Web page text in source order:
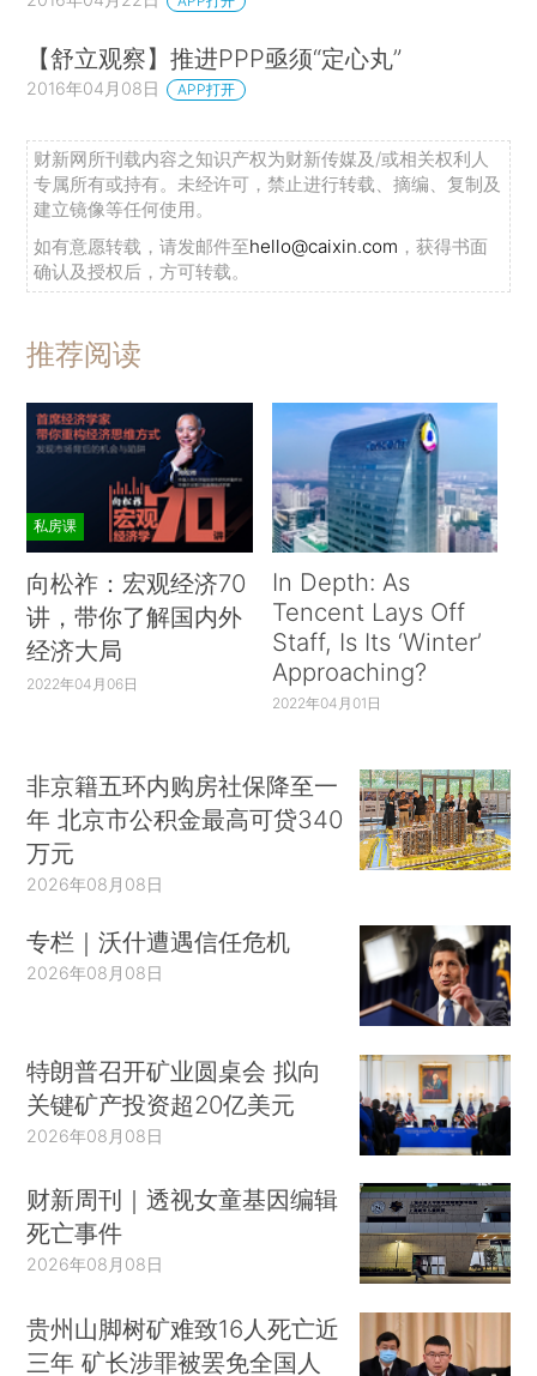
【舒立观察】推进PPP亟须“定心丸”
2016年04月08日 APP打开
财新网所刊载内容之知识产权为财新传媒及/或相关权利人
专属所有或持有。未经许可，禁止进行转载、摘编、复制及
建立镜像等任何使用。
如有意愿转载，请发邮件至hello@caixin.com ，获得书面
确认及授权后，方可转载。
推荐阅读
私房课
向松祚：宏观经济70
讲，带你了解国内外
经济大局
2022年04月06日
In Depth: As
Tencent Lays Off
Staff, Is Its ‘Winter’
Approaching?
2022年04月01日
非京籍五环内购房社保降至一
年 北京市公积金最高可贷340
万元
2026年08月08日
专栏｜沃什遭遇信任危机
2026年08月08日
特朗普召开矿业圆桌会 拟向
关键矿产投资超20亿美元
2026年08月08日
财新周刊｜透视女童基因编辑
死亡事件
2026年08月08日
贵州山脚树矿难致16人死亡近
三年 矿长涉罪被罢免全国人